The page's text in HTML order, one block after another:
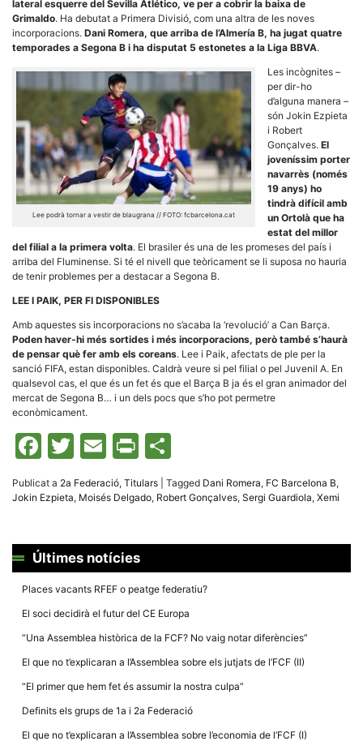
lateral esquerre del Sevilla Atlético, ve per a cobrir la baixa de
Grimaldo. Ha debutat a Primera Divisió, com una altra de les noves
incorporacions. Dani Romera, que arriba de l’Almería B, ha jugat quatre
temporades a Segona B i ha disputat 5 estonetes a la Liga BBVA.
Lee podrà tornar a vestir de blaugrana // FOTO: fcbarcelona.cat
Les incògnites –
per dir-ho
d’alguna manera –
són Jokin Ezpieta
i Robert
Gonçalves. El
joveníssim porter
navarrès (només
19 anys) ho
tindrà difícil amb
un Ortolà que ha
estat del millor
del filial a la primera volta. El brasiler és una de les promeses del país i
arriba del Fluminense. Si té el nivell que teòricament se li suposa no hauria
de tenir problemes per a destacar a Segona B.
LEE I PAIK, PER FI DISPONIBLES
Amb aquestes sis incorporacions no s’acaba la ‘revolució’ a Can Barça.
Poden haver-hi més sortides i més incorporacions, però també s’haurà
de pensar què fer amb els coreans. Lee i Paik, afectats de ple per la
sanció FIFA, estan disponibles. Caldrà veure si pel filial o pel Juvenil A. En
qualsevol cas, el que és un fet és que el Barça B ja és el gran animador del
mercat de Segona B… i un dels pocs que s’ho pot permetre
econòmicament.
Facebook
Twitter
Email
Print
Publicat a 2a Federació, Titulars Tagged Dani Romera, FC Barcelona B,
Jokin Ezpieta, Moisés Delgado, Robert Gonçalves, Sergi Guardiola, Xemi
Últimes notícies
Places vacants RFEF o peatge federatiu?
El soci decidirà el futur del CE Europa
“Una Assemblea històrica de la FCF? No vaig notar diferències”
El que no t’explicaran a l’Assemblea sobre els jutjats de l’FCF (II)
“El primer que hem fet és assumir la nostra culpa”
Definits els grups de 1a i 2a Federació
El que no t’explicaran a l’Assemblea sobre l’economia de l’FCF (I)
Màrqueting
els teus
mentre
nostre lloc
incrementes
la possibilitat
de mirar
només
anuncis,
contingut